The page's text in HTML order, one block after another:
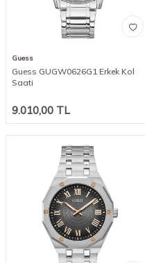
Guess
Guess GUGW0626G1 Erkek Kol
Saati
9.010,00 TL